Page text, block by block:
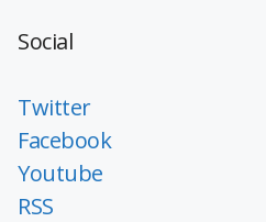
Social
Twitter
Facebook
Youtube
RSS